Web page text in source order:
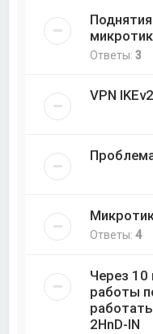
Ответы:3
VPN IKEv2
Ответы:4
Через 10
работы
2HnD-IN